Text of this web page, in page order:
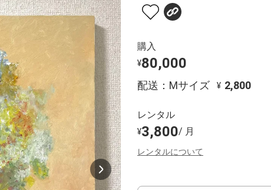
購入
¥80,000
配送：Mサイズ ¥ 2,800
レンタル
¥3,800/ 月
レンタルについて